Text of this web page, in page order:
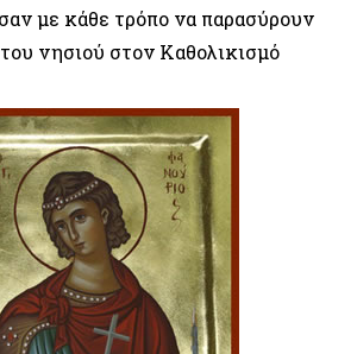
με κάθε τρόπο να παρασύρουν
νησιού στον Καθολικισμό